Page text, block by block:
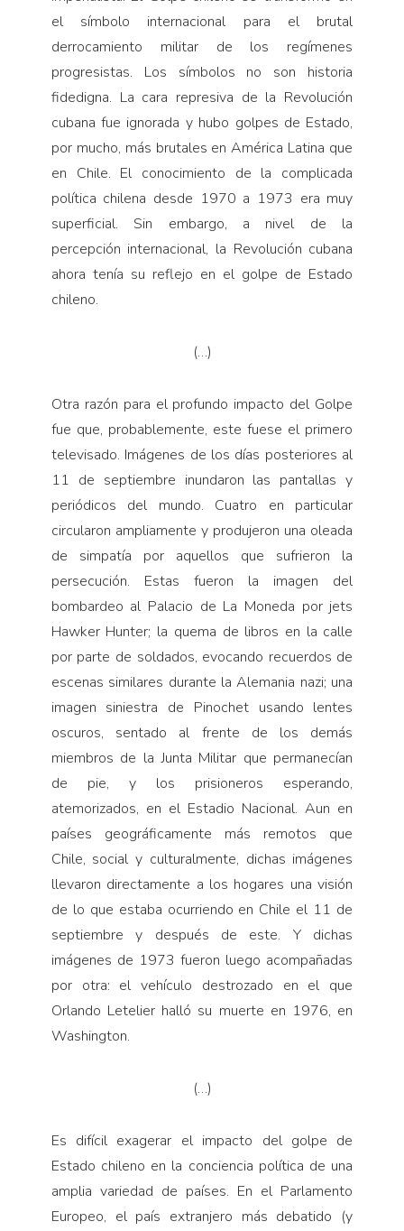
el símbolo internacional para el brutal
derrocamiento militar de los regímenes
progresistas. Los símbolos no son historia
fidedigna. La cara represiva de la Revolución
cubana fue ignorada y hubo golpes de Estado,
por mucho, más brutales en América Latina que
en Chile. El conocimiento de la complicada
política chilena desde 1970 a 1973 era muy
superficial. Sin embargo, a nivel de la
percepción internacional, la Revolución cubana
ahora tenía su reflejo en el golpe de Estado
chileno.
(…)
Otra razón para el profundo impacto del Golpe
fue que, probablemente, este fuese el primero
televisado. Imágenes de los días posteriores al
11 de septiembre inundaron las pantallas y
periódicos del mundo. Cuatro en particular
circularon ampliamente y produjeron una oleada
de simpatía por aquellos que sufrieron la
persecución. Estas fueron la imagen del
bombardeo al Palacio de La Moneda por jets
Hawker Hunter; la quema de libros en la calle
por parte de soldados, evocando recuerdos de
escenas similares durante la Alemania nazi; una
imagen siniestra de Pinochet usando lentes
oscuros, sentado al frente de los demás
miembros de la Junta Militar que permanecían
de pie, y los prisioneros esperando,
atemorizados, en el Estadio Nacional. Aun en
países geográficamente más remotos que
Chile, social y culturalmente, dichas imágenes
llevaron directamente a los hogares una visión
de lo que estaba ocurriendo en Chile el 11 de
septiembre y después de este. Y dichas
imágenes de 1973 fueron luego acompañadas
por otra: el vehículo destrozado en el que
Orlando Letelier halló su muerte en 1976, en
Washington.
(…)
Es difícil exagerar el impacto del golpe de
Estado chileno en la conciencia política de una
amplia variedad de países. En el Parlamento
Europeo, el país extranjero más debatido (y